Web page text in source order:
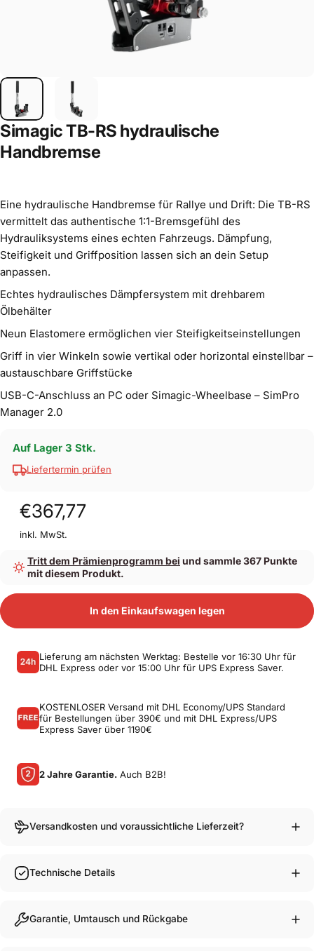
Simagic TB-RS hydraulische
Handbremse
Eine hydraulische Handbremse für Rallye und Drift: Die TB-RS
vermittelt das authentische 1:1-Bremsgefühl des
Hydrauliksystems eines echten Fahrzeugs. Dämpfung,
Steifigkeit und Griffposition lassen sich an dein Setup
anpassen.
Echtes hydraulisches Dämpfersystem mit drehbarem
Ölbehälter
Neun Elastomere ermöglichen vier Steifigkeitseinstellungen
Griff in vier Winkeln sowie vertikal oder horizontal einstellbar –
austauschbare Griffstücke
USB-C-Anschluss an PC oder Simagic-Wheelbase – SimPro
Manager 2.0
Auf Lager 3 Stk.
Liefertermin prüfen
€367,77
inkl. MwSt.
Tritt dem Prämienprogramm bei und sammle 367 Punkte
mit diesem Produkt.
In den Einkaufswagen legen
Lieferung am nächsten Werktag: Bestelle vor 16:30 Uhr für
DHL Express oder vor 15:00 Uhr für UPS Express Saver.
KOSTENLOSER Versand mit DHL Economy/UPS Standard
für Bestellungen über 390€ und mit DHL Express/UPS
Express Saver über 1190€
2 Jahre Garantie. Auch B2B!
Versandkosten und voraussichtliche Lieferzeit?
Technische Details
Garantie, Umtausch und Rückgabe